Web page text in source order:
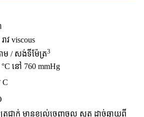
ាវ viscous
ាម / សង់ទីម៉ែត្រ3
°C នៅ 760 mmHg
C
ត្រជាក់ មានខ្យល់ចេញចូល ស្ងួត ដាច់ឆ្ងាយពី